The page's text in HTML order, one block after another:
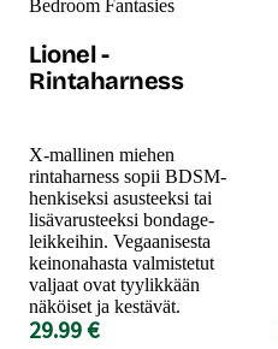
Bedroom Fantasies
Lionel -
Rintaharness
X-mallinen miehen
rintaharness sopii BDSM-
henkiseksi asusteeksi tai
lisävarusteeksi bondage-
leikkeihin. Vegaanisesta
keinonahasta valmistetut
valjaat ovat tyylikkään
näköiset ja kestävät.
29.99 €